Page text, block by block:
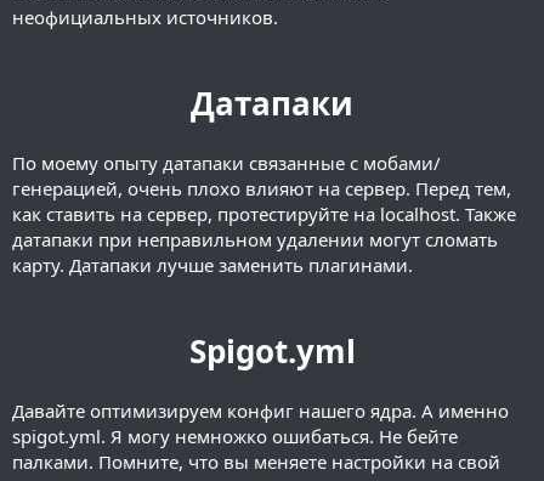
неофициальных источников.
Датапаки
По моему опыту датапаки связанные с мобами/
генерацией, очень плохо влияют на сервер. Перед тем,
как ставить на сервер, протестируйте на localhost. Также
датапаки при неправильном удалении могут сломать
карту. Датапаки лучше заменить плагинами.
Spigot.yml
Давайте оптимизируем конфиг нашего ядра. А именно
spigot.yml. Я могу немножко ошибаться. Не бейте
палками. Помните, что вы меняете настройки на свой